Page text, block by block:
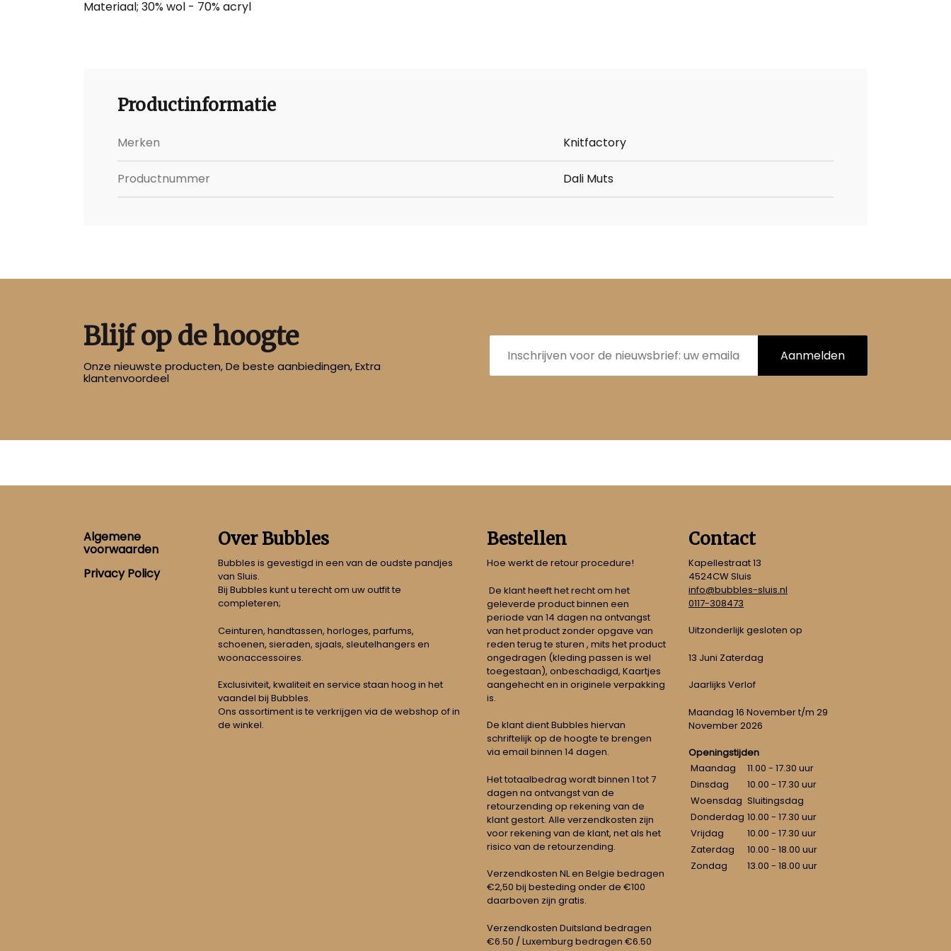
Materiaal; 30% wol - 70% acryl
Productinformatie
Merken Knitfactory
Productnummer Dali Muts
Blijf op de hoogte
Onze nieuwste producten, De beste aanbiedingen, Extra
klantenvoordeel
E-
mailadres Aanmelden
Footer
Algemene
voorwaarden
Privacy Policy
Over Bubbles
Bubbles is gevestigd in een van de oudste pandjes
van Sluis.
Bij Bubbles kunt u terecht om uw outfit te
completeren;
Ceinturen, handtassen, horloges, parfums,
schoenen, sieraden, sjaals, sleutelhangers en
woonaccessoires.
Exclusiviteit, kwaliteit en service staan hoog in het
vaandel bij Bubbles.
Ons assortiment is te verkrijgen via de webshop of in
de winkel.
Bestellen
Hoe werkt de retour procedure!
De klant heeft het recht om het
geleverde product binnen een
periode van 14 dagen na ontvangst
van het product zonder opgave van
reden terug te sturen , mits het product
ongedragen (kleding passen is wel
toegestaan), onbeschadigd, Kaartjes
aangehecht en in originele verpakking
is.
De klant dient Bubbles hiervan
schriftelijk op de hoogte te brengen
via email binnen 14 dagen.
Het totaalbedrag wordt binnen 1 tot 7
dagen na ontvangst van de
retourzending op rekening van de
klant gestort. Alle verzendkosten zijn
voor rekening van de klant, net als het
risico van de retourzending.
Verzendkosten NL en Belgie bedragen
€2,50 bij besteding onder de €100
daarboven zijn gratis.
Verzendkosten Duitsland bedragen
€6.50 / Luxemburg bedragen €6.50
Contact
Kapellestraat 13
4524CW Sluis
info@bubbles-sluis.nl
0117-308473
Uitzonderlijk gesloten op
13 Juni Zaterdag
Jaarlijks Verlof
Maandag 16 November t/m 29
November 2026
Openingstijden
Maandag
11.00 - 17.30 uur
Dinsdag
10.00 - 17.30 uur
Woensdag Sluitingsdag
Donderdag 10.00 - 17.30 uur
Vrijdag
10.00 - 17.30 uur
Zaterdag
10.00 - 18.00 uur
Zondag
13.00 - 18.00 uur